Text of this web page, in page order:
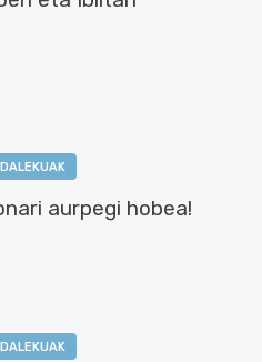
aurpegi hobea!